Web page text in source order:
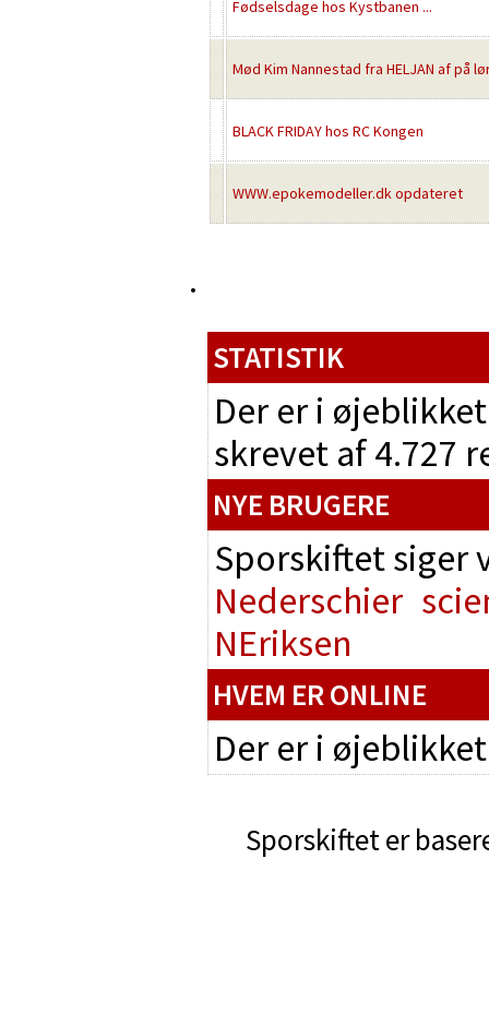
Fødselsdage hos Kystbanen ...
Mød Kim Nannestad fra HELJAN af på
BLACK FRIDAY hos RC Kongen
WWW.epokemodeller.dk opdateret
STATISTIK
Der er i
skrevet af 4.727
NYE BRUGERE
Sporskiftet
Nederschier
NEriksen
HVEM ER ONLINE
Der er i
Sporskiftet er